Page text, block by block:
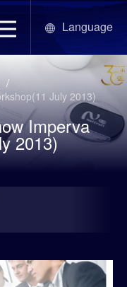
Language
/
July 2013)
Imperva
2013)